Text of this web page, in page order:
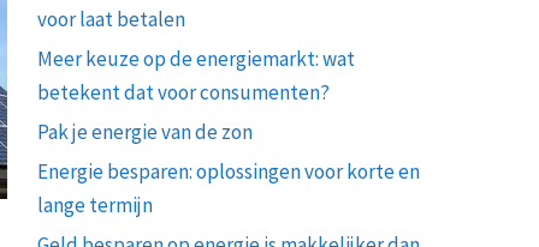
voor laat betalen
Meer keuze op de energiemarkt: wat
betekent dat voor consumenten?
Pak je energie van de zon
Energie besparen: oplossingen voor korte en
lange termijn